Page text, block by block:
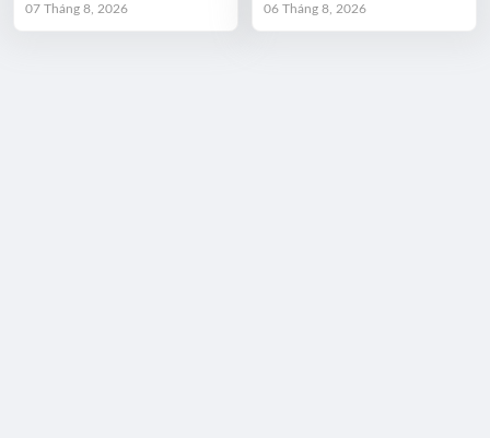
07 Tháng 8, 2026 06 Tháng 8, 2026